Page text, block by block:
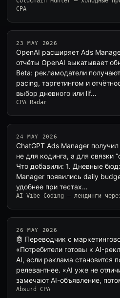
CPA
23 MAY 2026
OpenAI расширяет Ads
отчёты OpenAI выкатывает
Beta: рекламодатели
pacing, таргетингом и
выбор дневного или lif…
CPA Radar
24 MAY 2026
ChatGPT Ads Manager
не для кодинга, а для связки
Что добавили: 1. Дневные
Manager появились daily
удобнее при тестах…
AI Vibe Coding — лендинги
26 MAY 2026
🤖 Переводчик с
«Потребители готовы к AI-
AI, если реклама становится
релевантнее. «AI уже не
замечают AI-объявление,
Absurd CPA